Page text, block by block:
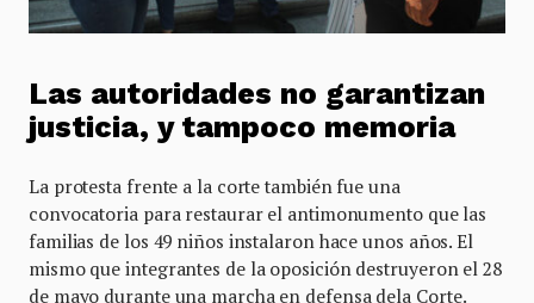
Las autoridades no garantizan
justicia, y tampoco memoria
La protesta frente a la corte también fue una
convocatoria para restaurar el antimonumento que las
familias de los 49 niños instalaron hace unos años. El
mismo que integrantes de la oposición destruyeron el 28
de mayo durante una marcha en defensa dela Corte.